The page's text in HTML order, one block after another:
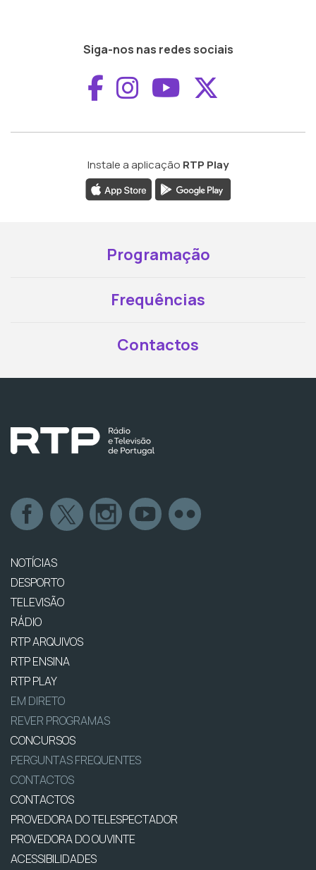
Siga-nos nas redes sociais
Aceder ao
Aceder ao
Aceder ao
Instale a aplicação RTP Play
Programação
Frequências
Contactos
NOTÍCIAS
DESPORTO
TELEVISÃO
RÁDIO
RTP ARQUIVOS
RTP ENSINA
RTP PLAY
EM DIRETO
REVER PROGRAMAS
CONCURSOS
PERGUNTAS FREQUENTES
CONTACTOS
CONTACTOS
PROVEDORA DO TELESPECTADOR
PROVEDORA DO OUVINTE
ACESSIBILIDADES